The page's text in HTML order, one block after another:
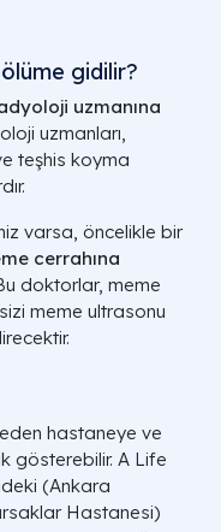
gidilir?
uzmanına
uzmanları,
teşhis koyma
varsa, öncelikle bir
cerrahına
doktorlar, meme
meme ultrasonu
hastaneye ve
gösterebilir. A Life
(Ankara
Hastanesi)